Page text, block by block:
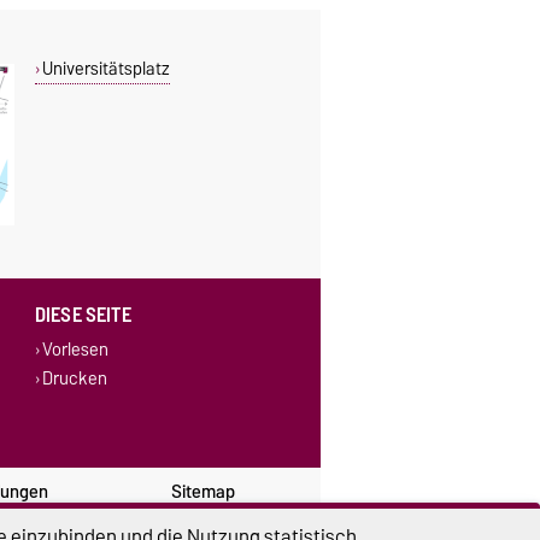
Universitätsplatz
DIESE SEITE
Vorlesen
Drucken
Sitemap